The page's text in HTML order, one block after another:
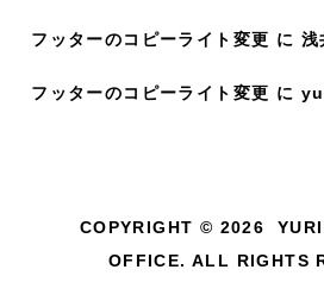
フッターのコピーライト変更 に 浅
フッターのコピーライト変更 に
COPYRIGHT © 2026
OFFICE. ALL RIGHTS